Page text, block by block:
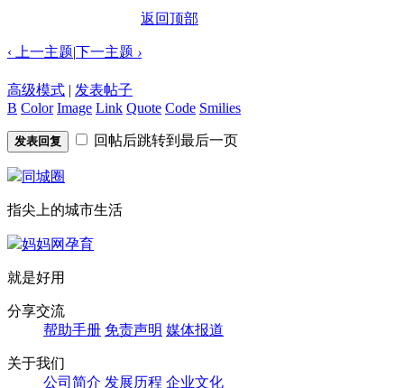
返回顶部
‹ 上一主题|下一主题 ›
高级模式 | 发表帖子
B Color Image Link Quote Code Smilies
发表回复 回帖后跳转到最后一页
同城圈
指尖上的城市生活
妈妈网孕育
就是好用
分享交流
帮助手册 免责声明 媒体报道
关于我们
公司简介 发展历程 企业文化